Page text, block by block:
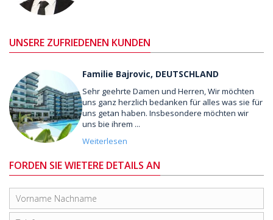
UNSERE ZUFRIEDENEN KUNDEN
Familie Bajrovic, DEUTSCHLAND
Sehr geehrte Damen und Herren, Wir möchten
uns ganz herzlich bedanken für alles was sie für
uns getan haben. Insbesondere möchten wir
uns bie ihrem ...
Weiterlesen
FORDEN SIE WIETERE DETAILS AN